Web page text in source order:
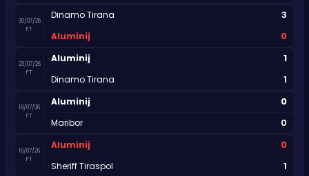
30/07/26
FT
Dinamo Tirana 3
Aluminij 0
23/07/26
FT
Aluminij 1
Dinamo Tirana 1
19/07/26
FT
Aluminij 0
Maribor 0
16/07/26
FT
Aluminij 0
Sheriff Tiraspol 1